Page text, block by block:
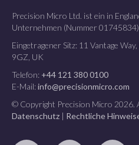
Precision Micro Ltd. ist ein in
Unternehmen (Nummer
Eingetragener Sitz: 11 Vantage
9GZ, UK
Telefon: +44 121 380 0100
E-Mail:info@precisionmicro.com
© Copyright Precision Micro 2026.
Datenschutz | Rechtliche